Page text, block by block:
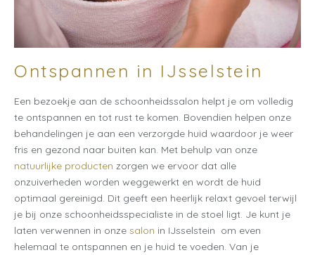
Ontspannen in IJsselstein
Een bezoekje aan de schoonheidssalon helpt je om volledig
te ontspannen en tot rust te komen. Bovendien helpen onze
behandelingen je aan een verzorgde huid waardoor je weer
fris en gezond naar buiten kan. Met behulp van onze
natuurlijke producten zorgen we ervoor dat alle
onzuiverheden worden weggewerkt en wordt de huid
optimaal gereinigd. Dit geeft een heerlijk relaxt gevoel terwijl
je bij onze schoonheidsspecialiste in de stoel ligt. Je kunt je
laten verwennen in onze salon in IJsselstein om even
helemaal te ontspannen en je huid te voeden. Van je